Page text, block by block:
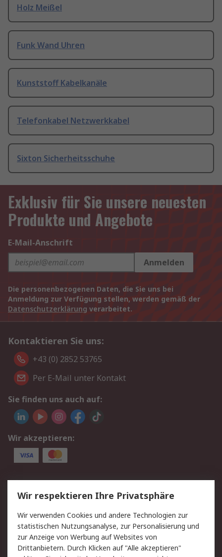
Holz Meißel
Funk Wand Uhren
Kunststoff Kabelkanäle
Telefonkabel Netzwerkkabel
Sixton Sicherheitsschuhe
Exklusiv für Sie unsere neuesten
Produkte und Angebote
E-Mail-Anschrift
Anmelden
Die personenbezogenen Daten, die Sie uns bei
Anmeldung zur Verfügung stellen, werden gemäß der
Datenschutzerklärung verarbeitet.
Kontaktieren Sie uns:
+43 (0) 2852 53765
Per E-Mail unter Kontakt
Sie finden uns auch auf:
Wir akzeptieren:
Service
Value Added Services
Lieferlösungen
Rücksendung/Entsorgung Kontakt
Hilfe
Wir respektieren Ihre Privatsphäre
Wir verwenden Cookies und andere Technologien zur
statistischen Nutzungsanalyse, zur Personalisierung und
zur Anzeige von Werbung auf Websites von
Drittanbietern. Durch Klicken auf "Alle akzeptieren"